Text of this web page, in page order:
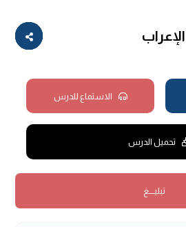
الاستماع للدرس
تحميل الدرس
تبليــــغ